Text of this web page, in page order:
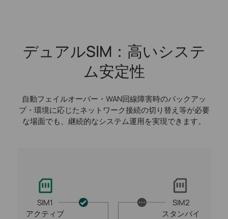
デュアルSlM：高いシステ
ム安定性
自動フェイルオーバー・WAN回線障害時のバックアッ
プ・環境に応じたネットワーク接続の切り替え等が必要
な場面でも、継続的なシステム運用を実現できます。
SIM1
アクティブ
SIM2
スタンバイ